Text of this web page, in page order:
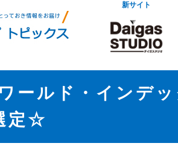
新サイト
ールド・インデ
定☆